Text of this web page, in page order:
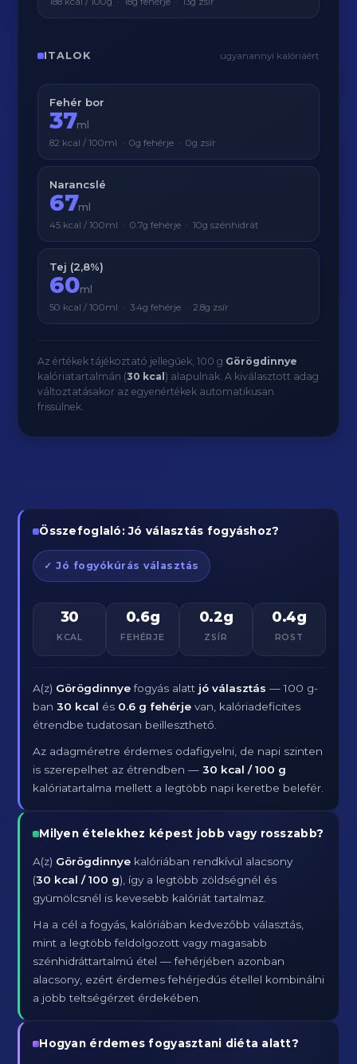
ITALOK ugyanannyi kalóriáért
Fehér bor
37ml
82 kcal / 100ml · 0g fehérje · 0g zsír
Narancslé
67ml
45 kcal / 100ml · 0.7g fehérje · 10g szénhidrát
Tej (2,8%)
60ml
50 kcal / 100ml · 3.4g fehérje · 2.8g zsír
Az értékek tájékoztató jellegűek, 100 g Görögdinnye
kalóriatartalmán (30 kcal ) alapulnak. A kiválasztott adag
változtatásakor az egyenértékek automatikusan
frissülnek.
Összefoglaló: Jó választás fogyáshoz?
✓ Jó fogyókúrás választás
30
KCAL
0.6g
FEHÉRJE
0.2g
ZSÍR
0.4g
ROST
A(z) Görögdinnyefogyás alatt jó választás — 100 g-
ban30 kcal és 0.6 g fehérje van, kalóriadeficites
étrendbe tudatosan beilleszthető.
Az adagméretre érdemes odafigyelni, de napi szinten
is szerepelhet az étrendben —30 kcal / 100 g
kalóriatartalma mellett a legtöbb napi keretbe belefér.
Milyen ételekhez képest jobb vagy rosszabb?
A(z) Görögdinnye kalóriában rendkívül alacsony
(30 kcal / 100 g), így a legtöbb zöldségnél és
gyümölcsnél is kevesebb kalóriát tartalmaz.
Ha a cél a fogyás, kalóriában kedvezőbb választás,
mint a legtöbb feldolgozott vagy magasabb
szénhidráttartalmú étel — fehérjében azonban
alacsony, ezért érdemes fehérjedús étellel kombinálni
a jobb teltségérzet érdekében.
Hogyan érdemes fogyasztani diéta alatt?